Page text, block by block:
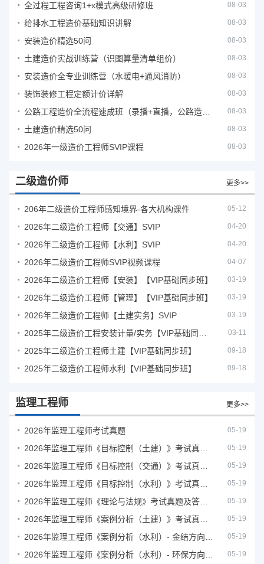
全过程工程咨询1+x模式高级研修班 08-03
给排水工程造价基础知识讲解 08-03
安装造价精选50问 08-03
土建造价实战训练营（识图算量清单组价） 08-03
安装造价全专业训练营（水暖电+通风消防） 08-03
装饰装修工程定额计价详解 08-03
08-03
土建造价精选50问 08-03
2026年一级造价工程师SVIP课程 08-03
二级造价师 更多>>
206年二级造价工程师感知境界-各大机构课件 05-12
2026年二级造价工程师【交通】SVIP 04-20
2026年二级造价工程师【水利】SVIP 04-20
2026年二级造价工程师SVIP视频课程 04-07
2026年二级造价工程师【安装】【VIP基础同步班】 03-19
2026年二级造价工程师【管理】【VIP基础同步班】 03-19
2026年二级造价工程师【土建实务】SVIP 03-19
03-11
2025年二级造价工程师土建【VIP基础同步班】 09-18
2025年二级造价工程师水利【VIP基础同步班】 09-18
监理工程师 更多>>
2026年监理工程师考试真题 05-19
05-19
05-19
05-19
05-19
05-19
05-19
05-19